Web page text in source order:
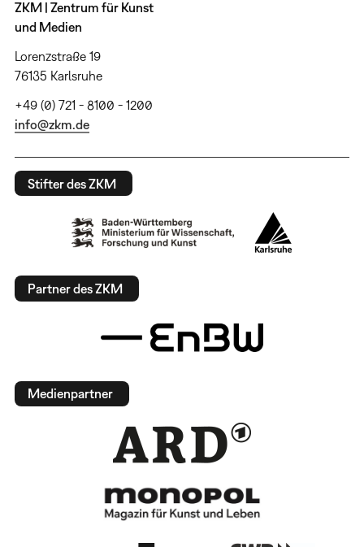
ZKM | Zentrum für Kunst
und Medien
Lorenzstraße 19
76135 Karlsruhe
+49 (0) 721 - 8100 - 1200
info@zkm.de
Stifter des ZKM
Partner des ZKM
Medienpartner